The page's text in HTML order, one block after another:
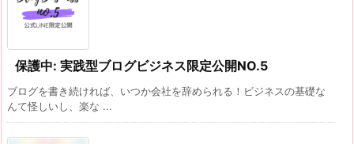
保護中: 実践型ブログビジネス限定公開NO.5
ブログを書き続ければ、いつか会社を辞められる！ビジネスの基礎な
んて怪しいし、楽な ...